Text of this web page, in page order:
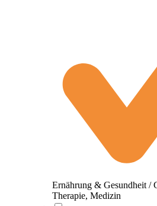
Ernährung & Gesundheit /
Therapie, Medizin